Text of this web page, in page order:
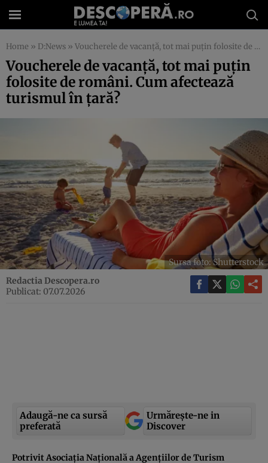
Home » D:News » Voucherele de vacanță, tot mai puțin folosite de români. Cum afectează turismul în țară?
Voucherele de vacanță, tot mai puțin
folosite de români. Cum afectează
turismul în țară?
Sursa foto: Shutterstock
Redactia Descopera.ro
Publicat: 07.07.2026
Adaugă-ne ca sursă
preferată
Urmărește-ne in
Discover
Potrivit Asociația Națională a Agențiilor de Turism